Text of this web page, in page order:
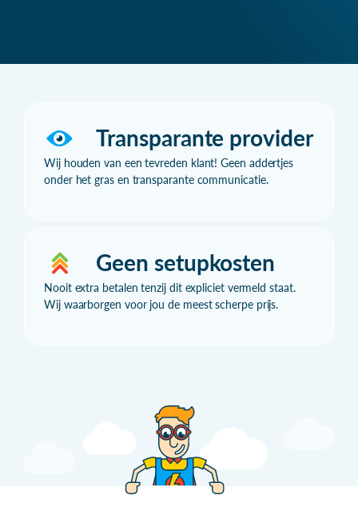
Transparante provider
Wij houden van een tevreden klant! Geen addertjes
onder het gras en transparante communicatie.
Geen setupkosten
Nooit extra betalen tenzij dit expliciet vermeld staat.
Wij waarborgen voor jou de meest scherpe prijs.